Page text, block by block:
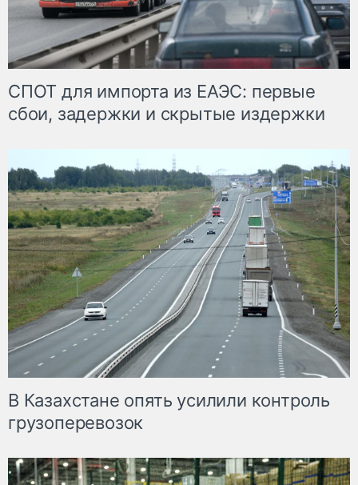
СПОТ для импорта из ЕАЭС: первые
сбои, задержки и скрытые издержки
В Казахстане опять усилили контроль
грузоперевозок